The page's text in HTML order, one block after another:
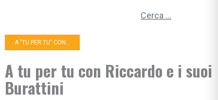
A "TU PER TU" CON...
A tu per tu con Riccardo e i suoi
Burattini